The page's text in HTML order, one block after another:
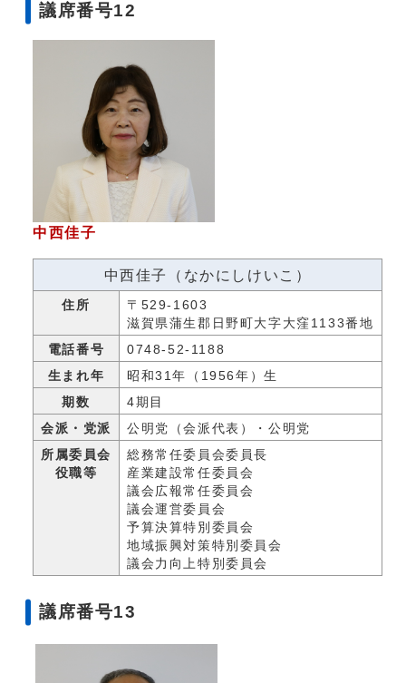
議席番号12
中西佳子
中西佳子（なかにしけいこ）
住所
〒529-1603
滋賀県蒲生郡日野町大字大窪1133番地
電話番号
0748-52-1188
生まれ年
昭和31年（1956年）生
期数
4期目
会派・党派
公明党（会派代表）・公明党
所属委員会
役職等
総務常任委員会委員長
産業建設常任委員会
議会広報常任委員会
議会運営委員会
予算決算特別委員会
地域振興対策特別委員会
議会力向上特別委員会
議席番号13